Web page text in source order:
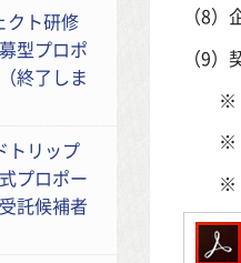
クト研修
型プロポ
終了しま
トリップ
プロポー
託候補者
（8
（
※ 書
※ プ
※ プ